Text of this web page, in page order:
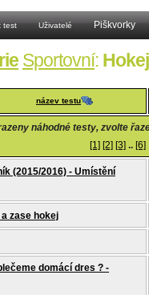
test Uživatelé Piškvorky
Sportovní: Hokej
název testu
náhodné testy, zvolte
[1] [2] [3] .. [6]
(2015/2016) - Umístění
zase hokej
domácí dres ? -